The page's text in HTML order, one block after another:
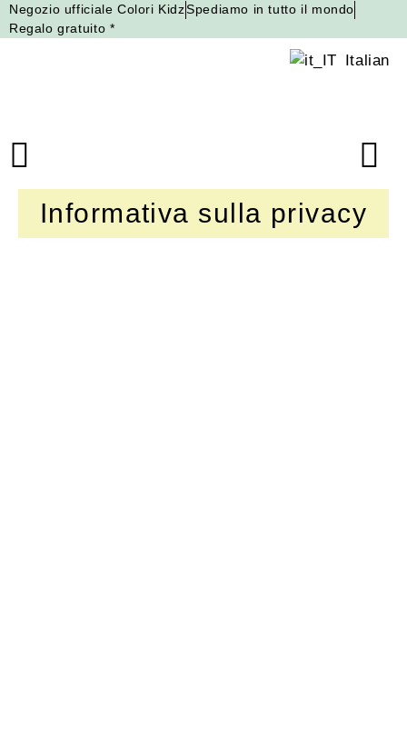
Negozio ufficiale Colori KidzSpediamo in tutto il mondo
Regalo gratuito *
Italian
Informativa sulla privacy